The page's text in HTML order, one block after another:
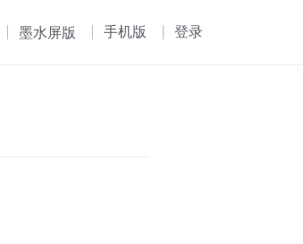
墨水屏版 手机版 登录